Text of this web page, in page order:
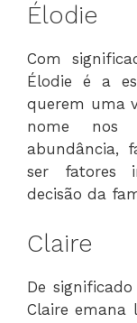
Élodie
Com
Élodie é a
querem uma
nome nos
abundância,
ser fatores
decisão da
Claire
De
Claire emana